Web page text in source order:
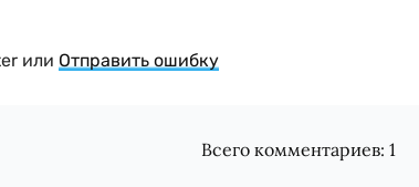
или Отправить ошибку
Всего комментариев:1